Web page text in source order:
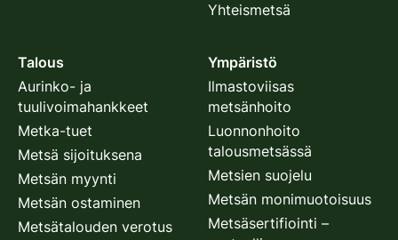
Yhteismetsä
Talous
Aurinko- ja
tuulivoimahankkeet
Metka-tuet
Metsä sijoituksena
Metsän myynti
Metsän ostaminen
Metsätalouden verotus
Ympäristö
Ilmastoviisas
metsänhoito
Luonnonhoito
talousmetsässä
Metsien suojelu
Metsän monimuotoisuus
Metsäsertifiointi –